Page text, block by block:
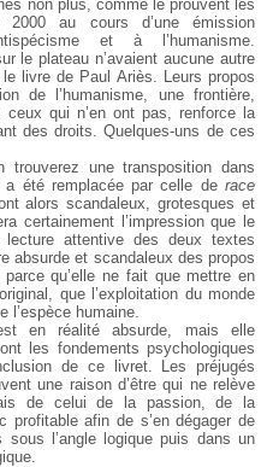
non plus, commele prouvent les
2000 au cours d’une émission
et à l’humanisme.
le plateau n’avaient aucune autre
livre de Paul Ariès. Leurs propos
de l’humanisme, une frontière,
qui n’en ont pas,
renforce la
des droits. Quelques-uns de ces
trouverez unetransposition dans
a été remplacée par celle derace
alors scandaleux, grotesques et
certainement l’impression que le
attentive des deux textes
absurde et scandaleux des propos
qu’elle ne fait que mettre en
que l’exploitation du monde
l’espèce humaine.
en réalité absurde,
mais elle
les fondements psychologiques
de ce livret. Les préjugés
une raison d’être qui ne relève
de celui de lapassion, de la
profitable afin de s’en dégager de
l’angle logique puis dans un